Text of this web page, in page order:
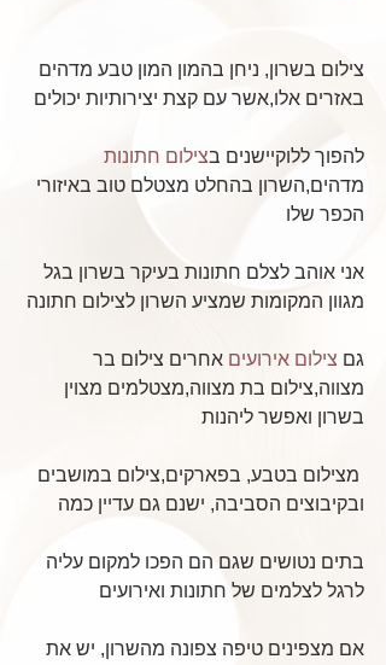
צילום בשרון, ניחן בהמון המון טבע מדהים
באזרים אלו,אשר עם קצת יצירותיות יכולים
להפוך ללוקיישנים בצילום חתונות
מדהים,השרון בהחלט מצטלם טוב באיזורי
הכפר שלו
אני אוהב לצלם חתונות בעיקר בשרון בגל
מגוון המקומות שמציע השרון לצילום חתונה
גם צילום אירועים אחרים צילום בר
מצווה,צילום בת מצווה,מצטלמים מצוין
בשרון ואפשר ליהנות
מצילום בטבע, בפארקים,צילום במושבים
ובקיבוצים הסביבה, ישנם גם עדיין כמה
בתים נטושים שגם הם הפכו למקום עליה
לרגל לצלמים של חתונות ואירועים
אם מצפינים טיפה צפונה מהשרון, יש את